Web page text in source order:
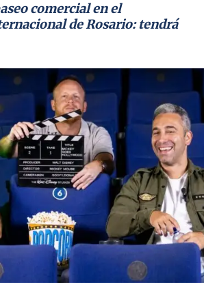
comercial en el
de Rosario: tendrá